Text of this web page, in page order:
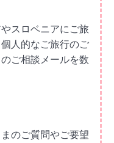
スロベニアにご旅
個人的なご旅行のご
ご相談 メールを数
のご質問やご要望